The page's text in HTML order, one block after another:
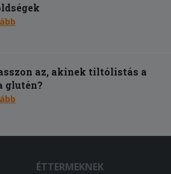
az, akinek tiltólistás a
glutén?
ÉTTERMEKNEK